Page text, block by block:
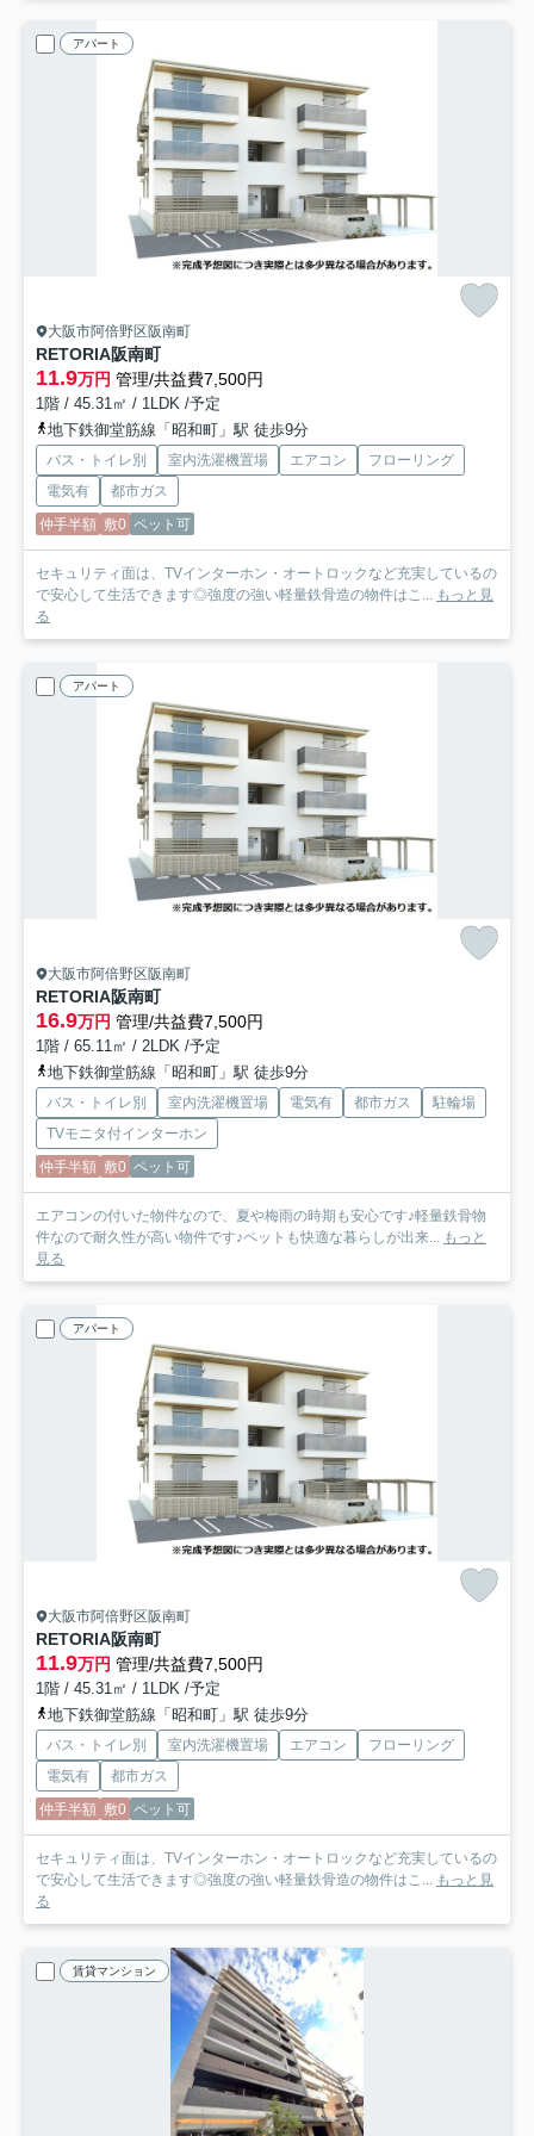
アパート
大阪市阿倍野区阪南町
RETORIA阪南町
11.9万円 管理/共益費7,500円
1階 / 45.31㎡ / 1LDK /予定
地下鉄御堂筋線「昭和町」駅 徒歩9分
バス・トイレ別 室内洗濯機置場 エアコン
フローリング
電気有
都市ガス
仲手半額 敷0 ペット可
セキュリティ面は、TVインターホン・オートロックなど充実しているの
で安心して生活できます◎強度の強い軽量鉄骨造の物件はこ...
もっと見
る
アパート
大阪市阿倍野区阪南町
RETORIA阪南町
16.9万円 管理/共益費7,500円
1階 / 65.11㎡ / 2LDK /予定
地下鉄御堂筋線「昭和町」駅 徒歩9分
バス・トイレ別 室内洗濯機置場 電気有 都市ガス
駐輪場
TVモニタ付インターホン
仲手半額 敷0 ペット可
エアコンの付いた物件なので、夏や梅雨の時期も安心です♪軽量鉄骨物
件なので耐久性が高い物件です♪ペットも快適な暮らしが出来...
もっと
見る
アパート
大阪市阿倍野区阪南町
RETORIA阪南町
11.9万円 管理/共益費7,500円
1階 / 45.31㎡ / 1LDK /予定
地下鉄御堂筋線「昭和町」駅 徒歩9分
バス・トイレ別 室内洗濯機置場 エアコン
フローリング
電気有
都市ガス
仲手半額 敷0 ペット可
セキュリティ面は、TVインターホン・オートロックなど充実しているの
で安心して生活できます◎強度の強い軽量鉄骨造の物件はこ...
もっと見
る
賃貸マンション